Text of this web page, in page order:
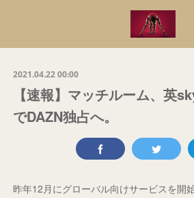
2021.04.22 00:00
【速報】マッチルーム、英
でDAZN独占へ。
昨年12月にグローバル向けサービスを開